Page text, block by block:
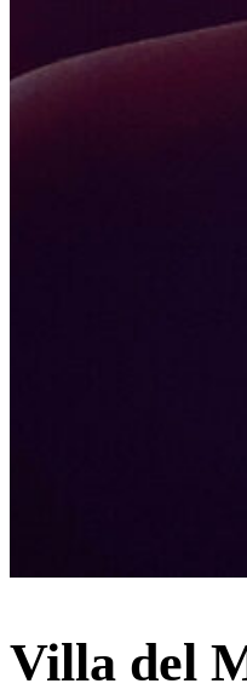
Villa del